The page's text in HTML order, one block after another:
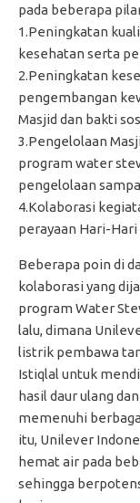
pada beberapa
1.Peningkatan
kesehatan serta
2.Peningkatan
pengembangan
Masjid dan bakti
3.Pengelolaan
program water
pengelolaan
4.Kolaborasi
perayaan Hari-
Beberapa poin di
kolaborasi yang
program Water
lalu, dimana
listrik pembawa
Istiqlal untuk
hasil daur ulang
memenuhi
itu, Unilever
hemat air pada
sehingga